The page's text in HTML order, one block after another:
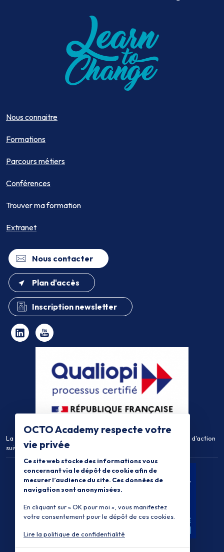
Nous connaitre
Formations
Parcours métiers
Conférences
Trouver ma formation
Extranet
Nous contacter
Plan d'accès
Inscription newsletter
La certification qualité a été délivrée au titre de la catégorie d'action
suivante :Actions de Formation
OCTO Academy respecte votre
vie privée
Ce site web stocke des informations vous
concernant via le dépôt de cookie afin de
mesurer l’audience du site. Ces données de
navigation sont anonymisées.
En cliquant sur « OK pour moi », vous manifestez
votre consentement pour le dépôt de ces cookies.
Lire la politique de confidentialité